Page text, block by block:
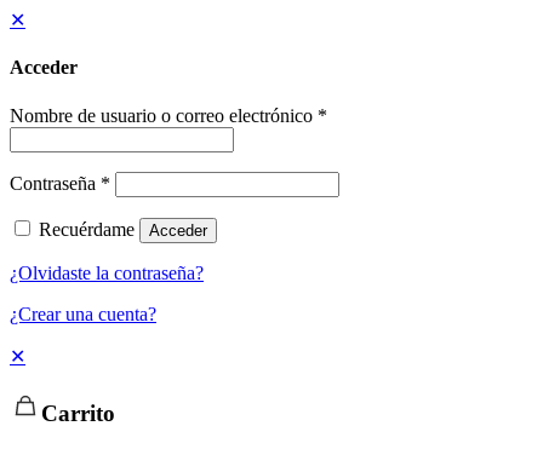
✕
Acceder
Nombre de usuario o correo electrónico *
Contraseña *
Recuérdame Acceder
¿Olvidaste la contraseña?
¿Crear una cuenta?
✕
Carrito